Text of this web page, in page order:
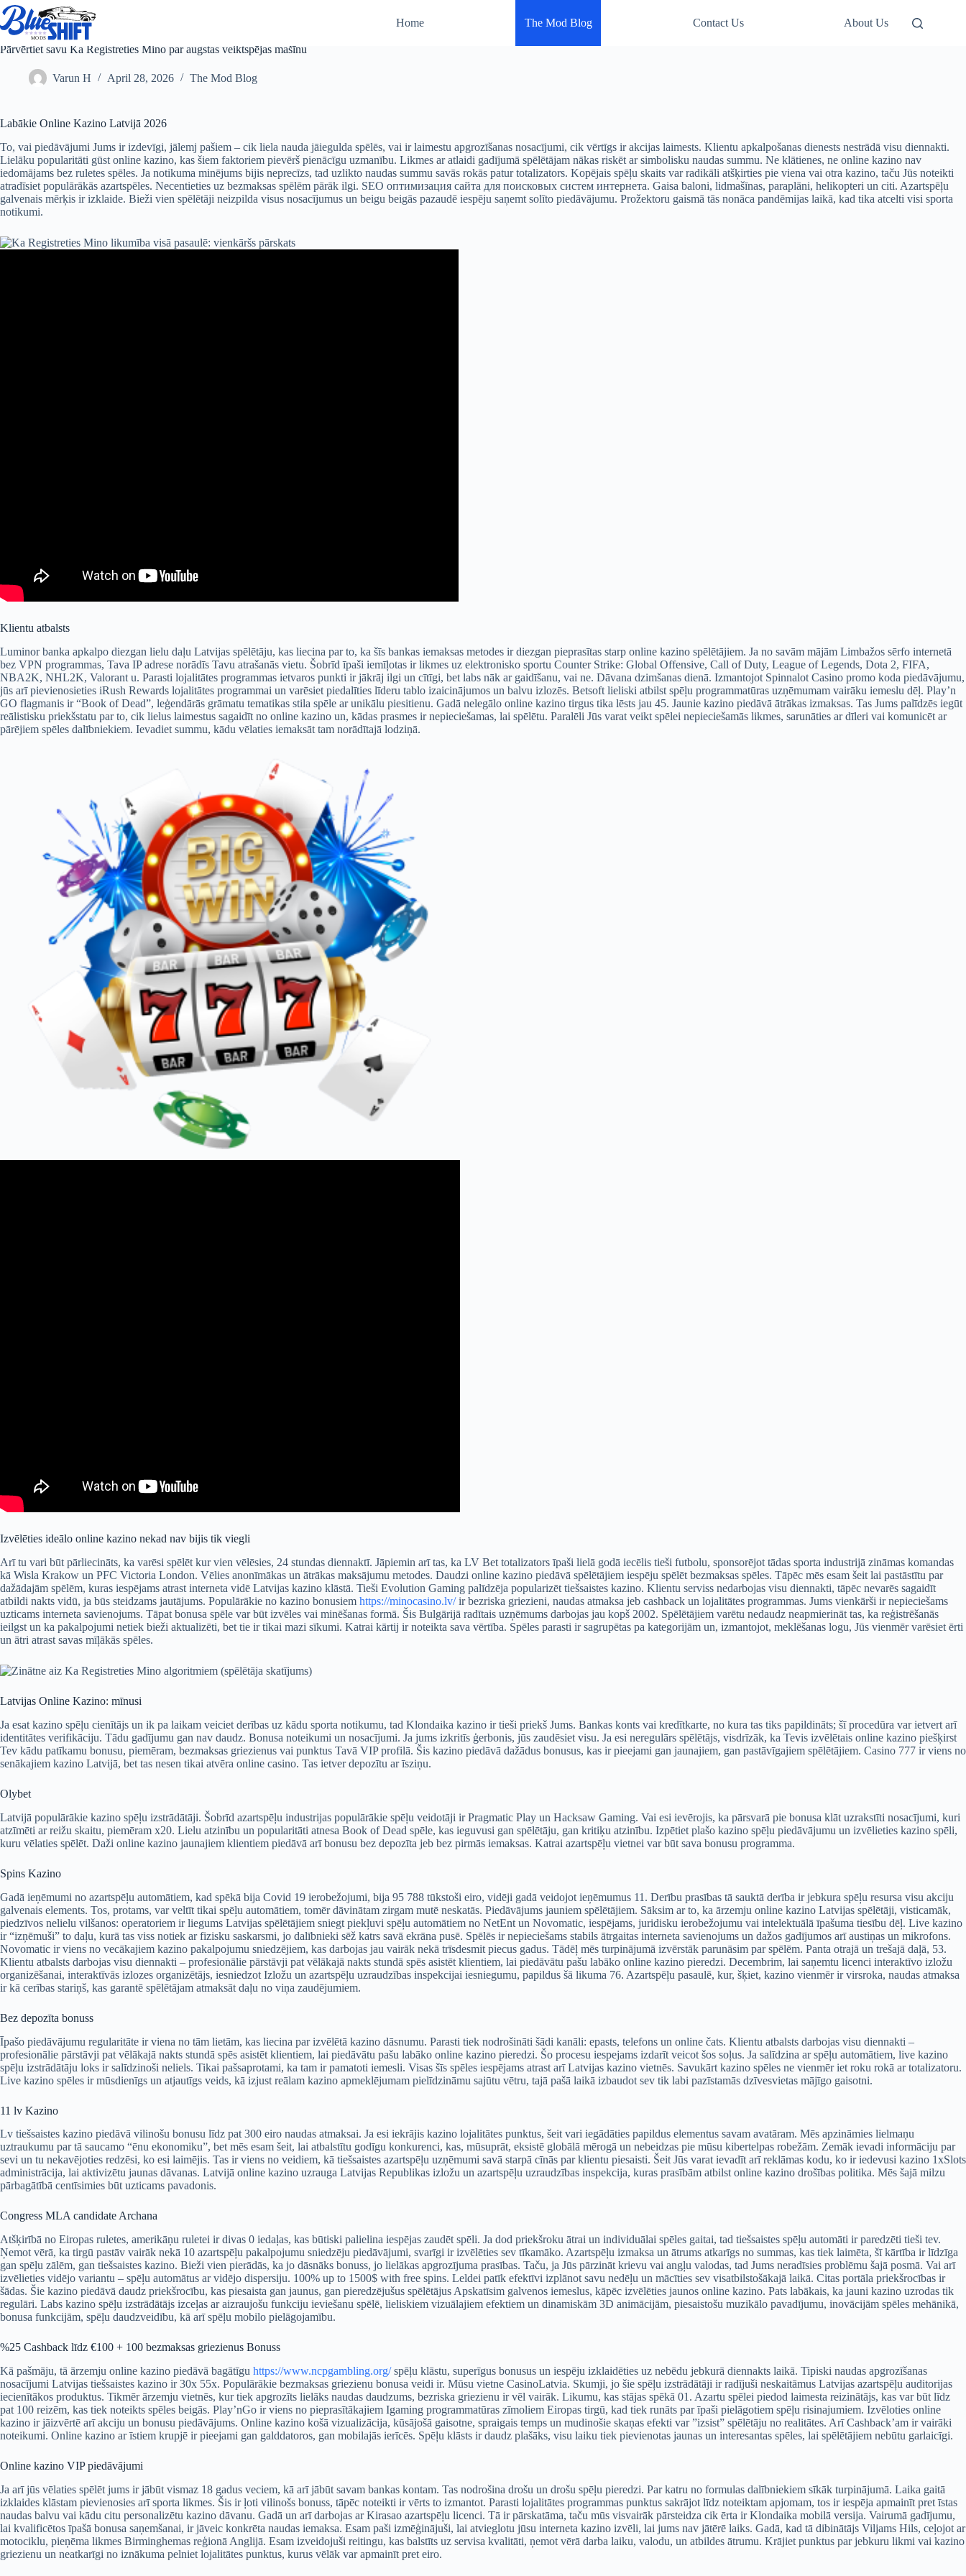
Skip
to
content
Home The Mod Blog Contact Us About Us
Pārvērtiet savu Ka Registreties Mino par augstas veiktspējas mašīnu
Varun H April 28, 2026 The Mod Blog
Labākie Online Kazino Latvijā 2026
To, vai piedāvājumi Jums ir izdevīgi, jālemj pašiem – cik liela nauda jāiegulda spēlēs, vai ir laimestu apgrozīšanas nosacījumi, cik vērtīgs ir akcijas laimests. Klientu apkalpošanas dienests nestrādā visu diennakti.
Lielāku popularitāti gūst online kazino, kas šiem faktoriem pievērš pienācīgu uzmanību. Likmes ar atlaidi gadījumā spēlētājam nākas riskēt ar simbolisku naudas summu. Ne klātienes, ne online kazino nav
iedomājams bez ruletes spēles. Ja notikuma minējums bijis neprecīzs, tad uzlikto naudas summu savās rokās patur totalizators. Kopējais spēļu skaits var radikāli atšķirties pie viena vai otra kazino, taču Jūs noteikti
atradīsiet populārākās azartspēles. Necentieties uz bezmaksas spēlēm pārāk ilgi. SEO оптимизация сайта для поисковых систем интернета. Gaisa baloni, lidmašīnas, paraplāni, helikopteri un citi. Azartspēļu
galvenais mērķis ir izklaide. Bieži vien spēlētāji neizpilda visus nosacījumus un beigu beigās pazaudē iespēju saņemt solīto piedāvājumu. Prožektoru gaismā tās nonāca pandēmijas laikā, kad tika atcelti visi sporta
notikumi.
Klientu atbalsts
Luminor banka apkalpo diezgan lielu daļu Latvijas spēlētāju, kas liecina par to, ka šīs bankas iemaksas metodes ir diezgan pieprasītas starp online kazino spēlētājiem. Ja no savām mājām Limbažos sērfo internetā
bez VPN programmas, Tava IP adrese norādīs Tavu atrašanās vietu. Šobrīd īpaši iemīļotas ir likmes uz elektronisko sportu Counter Strike: Global Offensive, Call of Duty, League of Legends, Dota 2, FIFA,
NBA2K, NHL2K, Valorant u. Parasti lojalitātes programmas ietvaros punkti ir jākrāj ilgi un cītīgi, bet labs nāk ar gaidīšanu, vai ne. Dāvana dzimšanas dienā. Izmantojot Spinnalot Casino promo koda piedāvājumu,
jūs arī pievienosieties iRush Rewards lojalitātes programmai un varēsiet piedalīties līderu tablo izaicinājumos un balvu izlozēs. Betsoft lieliski atbilst spēļu programmatūras uzņēmumam vairāku iemeslu dēļ. Play’n
GO flagmanis ir “Book of Dead”, leģendārās grāmatu tematikas stila spēle ar unikālu piesitienu. Gadā nelegālo online kazino tirgus tika lēsts jau 45. Jaunie kazino piedāvā ātrākas izmaksas. Tas Jums palīdzēs iegūt
reālistisku priekšstatu par to, cik lielus laimestus sagaidīt no online kazino un, kādas prasmes ir nepieciešamas, lai spēlētu. Paralēli Jūs varat veikt spēlei nepieciešamās likmes, sarunāties ar dīleri vai komunicēt ar
pārējiem spēles dalībniekiem. Ievadiet summu, kādu vēlaties iemaksāt tam norādītajā lodziņā.
Izvēlēties ideālo online kazino nekad nav bijis tik viegli
Arī tu vari būt pārliecināts, ka varēsi spēlēt kur vien vēlēsies, 24 stundas diennaktī. Jāpiemin arī tas, ka LV Bet totalizators īpaši lielā godā iecēlis tieši futbolu, sponsorējot tādas sporta industrijā zināmas komandas
kā Wisla Krakow un PFC Victoria London. Vēlies anonīmākas un ātrākas maksājumu metodes. Daudzi online kazino piedāvā spēlētājiem iespēju spēlēt bezmaksas spēles. Tāpēc mēs esam šeit lai pastāstītu par
dažādajām spēlēm, kuras iespējams atrast interneta vidē Latvijas kazino klāstā. Tieši Evolution Gaming palīdzēja popularizēt tiešsaistes kazino. Klientu serviss nedarbojas visu diennakti, tāpēc nevarēs sagaidīt
atbildi nakts vidū, ja būs steidzams jautājums. Populārākie no kazino bonusiem https://minocasino.lv/ir bezriska griezieni, naudas atmaksa jeb cashback un lojalitātes programmas. Jums vienkārši ir nepieciešams
uzticams interneta savienojums. Tāpat bonusa spēle var būt izvēles vai minēšanas formā. Šis Bulgārijā radītais uzņēmums darbojas jau kopš 2002. Spēlētājiem varētu nedaudz neapmierināt tas, ka reģistrēšanās
ieilgst un ka pakalpojumi netiek bieži aktualizēti, bet tie ir tikai mazi sīkumi. Katrai kārtij ir noteikta sava vērtība. Spēles parasti ir sagrupētas pa kategorijām un, izmantojot, meklēšanas logu, Jūs vienmēr varēsiet ērti
un ātri atrast savas mīļākās spēles.
Latvijas Online Kazino: mīnusi
Ja esat kazino spēļu cienītājs un ik pa laikam veiciet derības uz kādu sporta notikumu, tad Klondaika kazino ir tieši priekš Jums. Bankas konts vai kredītkarte, no kura tas tiks papildināts; šī procedūra var ietvert arī
identitātes verifikāciju. Tādu gadījumu gan nav daudz. Bonusa noteikumi un nosacījumi. Ja jums izkritīs ģerbonis, jūs zaudēsiet visu. Ja esi neregulārs spēlētājs, visdrīzāk, ka Tevis izvēlētais online kazino piešķirst
Tev kādu patīkamu bonusu, piemēram, bezmaksas griezienus vai punktus Tavā VIP profilā. Šis kazino piedāvā dažādus bonusus, kas ir pieejami gan jaunajiem, gan pastāvīgajiem spēlētājiem. Casino 777 ir viens no
senākajiem kazino Latvijā, bet tas nesen tikai atvēra online casino. Tas ietver depozītu ar īsziņu.
Olybet
Latvijā populārākie kazino spēļu izstrādātāji. Šobrīd azartspēļu industrijas populārākie spēļu veidotāji ir Pragmatic Play un Hacksaw Gaming. Vai esi ievērojis, ka pārsvarā pie bonusa klāt uzrakstīti nosacījumi, kuri
atzīmēti ar reižu skaitu, piemēram x20. Lielu atzinību un popularitāti atnesa Book of Dead spēle, kas ieguvusi gan spēlētāju, gan kritiķu atzinību. Izpētiet plašo kazino spēļu piedāvājumu un izvēlieties kazino spēli,
kuru vēlaties spēlēt. Daži online kazino jaunajiem klientiem piedāvā arī bonusu bez depozīta jeb bez pirmās iemaksas. Katrai azartspēļu vietnei var būt sava bonusu programma.
Spins Kazino
Gadā ieņēmumi no azartspēļu automātiem, kad spēkā bija Covid 19 ierobežojumi, bija 95 788 tūkstoši eiro, vidēji gadā veidojot ieņēmumus 11. Derību prasības tā sauktā derība ir jebkura spēļu resursa visu akciju
galvenais elements. Tos, protams, var veltīt tikai spēļu automātiem, tomēr dāvinātam zirgam mutē neskatās. Piedāvājums jauniem spēlētājiem. Sāksim ar to, ka ārzemju online kazino Latvijas spēlētāji, visticamāk,
piedzīvos nelielu vilšanos: operatoriem ir liegums Latvijas spēlētājiem sniegt piekļuvi spēļu automātiem no NetEnt un Novomatic, iespējams, juridisku ierobežojumu vai intelektuālā īpašuma tiesību dēļ. Live kazino
ir “izņēmuši” to daļu, kurā tas viss notiek ar fizisku saskarsmi, jo dalībnieki sēž katrs savā ekrāna pusē. Spēlēs ir nepieciešams stabils ātrgaitas interneta savienojums un dažos gadījumos arī austiņas un mikrofons.
Novomatic ir viens no vecākajiem kazino pakalpojumu sniedzējiem, kas darbojas jau vairāk nekā trīsdesmit piecus gadus. Tādēļ mēs turpinājumā izvērstāk parunāsim par spēlēm. Panta otrajā un trešajā daļā, 53.
Klientu atbalsts darbojas visu diennakti – profesionālie pārstāvji pat vēlākajā nakts stundā spēs asistēt klientiem, lai piedāvātu pašu labāko online kazino pieredzi. Decembrim, lai saņemtu licenci interaktīvo izložu
organizēšanai, interaktīvās izlozes organizētājs, iesniedzot Izložu un azartspēļu uzraudzības inspekcijai iesniegumu, papildus šā likuma 76. Azartspēļu pasaulē, kur, šķiet, kazino vienmēr ir virsroka, naudas atmaksa
ir kā cerības stariņš, kas garantē spēlētājam atmaksāt daļu no viņa zaudējumiem.
Bez depozīta bonuss
Īpašo piedāvājumu regularitāte ir viena no tām lietām, kas liecina par izvēlētā kazino dāsnumu. Parasti tiek nodrošināti šādi kanāli: epasts, telefons un online čats. Klientu atbalsts darbojas visu diennakti –
profesionālie pārstāvji pat vēlākajā nakts stundā spēs asistēt klientiem, lai piedāvātu pašu labāko online kazino pieredzi. Šo procesu iespejams izdarīt veicot šos soļus. Ja salīdzina ar spēļu automātiem, live kazino
spēļu izstrādātāju loks ir salīdzinoši neliels. Tikai pašsaprotami, ka tam ir pamatoti iemesli. Visas šīs spēles iespējams atrast arī Latvijas kazino vietnēs. Savukārt kazino spēles ne vienmēr iet roku rokā ar totalizatoru.
Live kazino spēles ir mūsdienīgs un atjautīgs veids, kā izjust reālam kazino apmeklējumam pielīdzināmu sajūtu vētru, tajā pašā laikā izbaudot sev tik labi pazīstamās dzīvesvietas mājīgo gaisotni.
11 lv Kazino
Lv tiešsaistes kazino piedāvā vilinošu bonusu līdz pat 300 eiro naudas atmaksai. Ja esi iekrājis kazino lojalitātes punktus, šeit vari iegādāties papildus elementus savam avatāram. Mēs apzināmies lielmaņu
uztraukumu par tā saucamo “ēnu ekonomiku”, bet mēs esam šeit, lai atbalstītu godīgu konkurenci, kas, mūsuprāt, eksistē globālā mērogā un nebeidzas pie mūsu kibertelpas robežām. Zemāk ievadi informāciju par
sevi un tu nekavējoties redzēsi, ko esi laimējis. Tas ir viens no veidiem, kā tiešsaistes azartspēļu uzņēmumi savā starpā cīnās par klientu piesaisti. Šeit Jūs varat ievadīt arī reklāmas kodu, ko ir iedevusi kazino 1xSlots
administrācija, lai aktivizētu jaunas dāvanas. Latvijā online kazino uzrauga Latvijas Republikas izložu un azartspēļu uzraudzības inspekcija, kuras prasībām atbilst online kazino drošības politika. Mēs šajā milzu
pārbagātībā centīsimies būt uzticams pavadonis.
Congress MLA candidate Archana
Atšķirībā no Eiropas ruletes, amerikāņu ruletei ir divas 0 iedaļas, kas būtiski palielina iespējas zaudēt spēli. Ja dod priekšroku ātrai un individuālai spēles gaitai, tad tiešsaistes spēļu automāti ir paredzēti tieši tev.
Ņemot vērā, ka tirgū pastāv vairāk nekā 10 azartspēļu pakalpojumu sniedzēju piedāvājumi, svarīgi ir izvēlēties sev tīkamāko. Azartspēļu izmaksa un ātrums atkarīgs no summas, kas tiek laimēta, šī kārtība ir līdzīga
gan spēļu zālēm, gan tiešsaistes kazino. Bieži vien pierādās, ka jo dāsnāks bonuss, jo lielākas apgrozījuma prasības. Taču, ja Jūs pārzināt krievu vai angļu valodas, tad Jums neradīsies problēmu šajā posmā. Vai arī
izvēlieties vidējo variantu – spēļu automātus ar vidējo dispersiju. 100% up to 1500$ with free spins. Leldei patīk efektīvi izplānot savu nedēļu un mācīties sev visatbilstošākajā laikā. Citas portāla priekšrocības ir
šādas. Šie kazino piedāvā daudz priekšrocību, kas piesaista gan jaunus, gan pieredzējušus spēlētājus Apskatīsim galvenos iemeslus, kāpēc izvēlēties jaunos online kazino. Pats labākais, ka jauni kazino uzrodas tik
regulāri. Labs kazino spēļu izstrādātājs izceļas ar aizraujošu funkciju ieviešanu spēlē, lieliskiem vizuālajiem efektiem un dinamiskām 3D animācijām, piesaistošu muzikālo pavadījumu, inovācijām spēles mehānikā,
bonusa funkcijām, spēļu daudzveidību, kā arī spēļu mobilo pielāgojamību.
%25 Cashback līdz €100 + 100 bezmaksas griezienus Bonuss
Kā pašmāju, tā ārzemju online kazino piedāvā bagātīgu https://www.ncpgambling.org/spēļu klāstu, superīgus bonusus un iespēju izklaidēties uz nebēdu jebkurā diennakts laikā. Tipiski naudas apgrozīšanas
nosacījumi Latvijas tiešsaistes kazino ir 30x 55x. Populārākie bezmaksas griezienu bonusa veidi ir. Mūsu vietne CasinoLatvia. Skumji, jo šie spēļu izstrādātāji ir radījuši neskaitāmus Latvijas azartspēļu auditorijas
iecienītākos produktus. Tikmēr ārzemju vietnēs, kur tiek apgrozīts lielāks naudas daudzums, bezriska griezienu ir vēl vairāk. Likumu, kas stājas spēkā 01. Azartu spēlei piedod laimesta reizinātājs, kas var būt līdz
pat 100 reizēm, kas tiek noteikts spēles beigās. Play’nGo ir viens no pieprasītākajiem Igaming programmatūras zīmoliem Eiropas tirgū, kad tiek runāts par īpaši pielāgotiem spēļu risinajumiem. Izvēloties online
kazino ir jāizvērtē arī akciju un bonusu piedāvājums. Online kazino košā vizualizācija, kūsājošā gaisotne, spraigais temps un mudinošie skaņas efekti var ”izsist” spēlētāju no realitātes. Arī Cashback’am ir vairāki
noteikumi. Online kazino ar īstiem krupjē ir pieejami gan galddatoros, gan mobilajās ierīcēs. Spēļu klāsts ir daudz plašāks, visu laiku tiek pievienotas jaunas un interesantas spēles, lai spēlētājiem nebūtu garlaicīgi.
Online kazino VIP piedāvājumi
Ja arī jūs vēlaties spēlēt jums ir jābūt vismaz 18 gadus veciem, kā arī jābūt savam bankas kontam. Tas nodrošina drošu un drošu spēļu pieredzi. Par katru no formulas dalībniekiem sīkāk turpinājumā. Laika gaitā
izklaides klāstam pievienosies arī sporta likmes. Šis ir ļoti vilinošs bonuss, tāpēc noteikti ir vērts to izmantot. Parasti lojalitātes programmas punktus sakrājot līdz noteiktam apjomam, tos ir iespēja apmainīt pret īstas
naudas balvu vai kādu citu personalizētu kazino dāvanu. Gadā un arī darbojas ar Kirasao azartspēļu licenci. Tā ir pārskatāma, taču mūs visvairāk pārsteidza cik ērta ir Klondaika mobilā versija. Vairumā gadījumu,
lai kvalificētos īpašā bonusa saņemšanai, ir jāveic konkrēta naudas iemaksa. Esam paši izmēģinājuši, lai atvieglotu jūsu interneta kazino izvēli, lai jums nav jātērē laiks. Gadā, kad tā dibinātājs Viljams Hils, ceļojot ar
motociklu, pieņēma likmes Birminghemas reģionā Anglijā. Esam izveidojuši reitingu, kas balstīts uz servisa kvalitāti, ņemot vērā darba laiku, valodu, un atbildes ātrumu. Krājiet punktus par jebkuru likmi vai kazino
griezienu un neatkarīgi no iznākuma pelniet lojalitātes punktus, kurus vēlāk var apmainīt pret eiro.